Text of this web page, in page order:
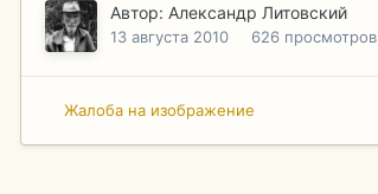
Автор: Александр Литовский
13 августа 2010 626 просмотров
Жалоба на изображение